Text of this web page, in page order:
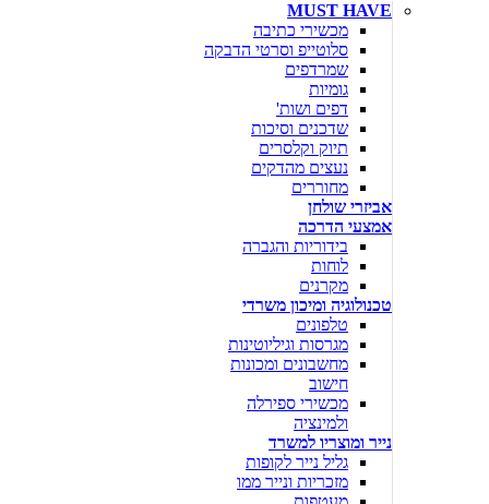
MUST HAVE
מכשירי כתיבה
סלוטייפ וסרטי הדבקה
שמרדפים
גומיות
דפים ושות'
שדכנים וסיכות
תיוק וקלסרים
נעצים מהדקים
מחוררים
אביזרי שולחן
אמצעי הדרכה
בידוריות והגברה
לוחות
מקרנים
טכנולוגיה ומיכון משרדי
טלפונים
מגרסות וגיליוטינות
מחשבונים ומכונות
חישוב
מכשירי ספירלה
ולמינציה
נייר ומוצריו למשרד
גליל נייר לקופות
מזכריות ונייר ממו